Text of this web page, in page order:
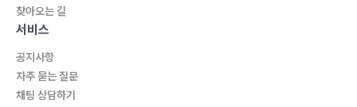
찾아오는 길
서비스
공지사항
자주 묻는 질문
채팅 상담하기